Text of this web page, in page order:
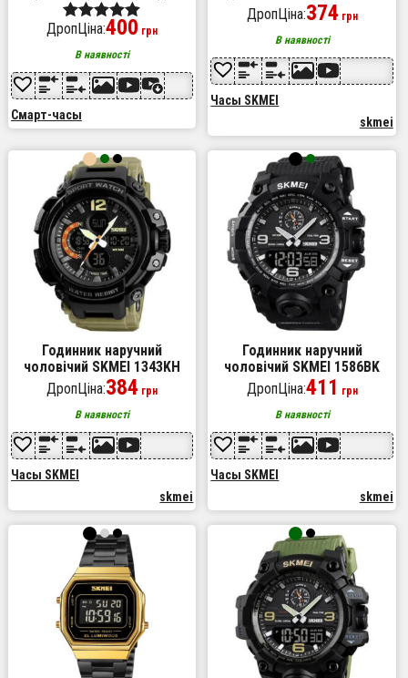
тіла, тиск, оксиметр. Колір:
синій
Оценка
из 5
ДропЦіна:400 грн
В наявності
Смарт-часы
Годинник спортивний /
Водонепроникний
чоловічий годинник
ДропЦіна:374 грн
В наявності
Часы SKMEI
skmei
Годинник наручний
чоловічий SKMEI 1343KH
KHAKI, водостійкий
тактичний годинник. Колір:
хакі
ДропЦіна:384 грн
В наявності
Часы SKMEI
skmei
Годинник наручний
чоловічий SKMEI 1586BK
BLACK, водонепроникний
чоловічий годинник,
годинник спортивний.
Колір: чорний
ДропЦіна:411 грн
В наявності
Часы SKMEI
skmei